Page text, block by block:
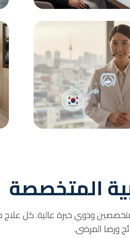
حجز موعد مع أفضل
مختلف المجالات الطبية.
المتخصصة
وذوي خبرة عالية. كل
ورضا المرضى.